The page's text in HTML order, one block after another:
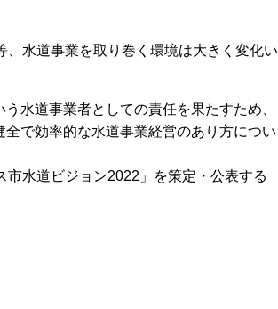
水道事業を取り巻く環境は大きく変化い
水道事業者としての責任を果たすため、
で効率的な水道事業経営のあり方につい
水道ビジョン2022」を策定・公表する